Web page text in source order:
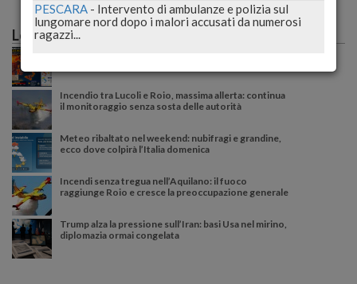
Le più lette
Incendio tra Lucoli e Roio, massima allerta: continua
il monitoraggio senza sosta delle autorità
Meteo ribaltato nel weekend: nubifragi e grandine,
ecco dove colpirà l’Italia domenica
Incendi senza tregua nell’Aquilano: il fuoco
raggiunge Roio e cresce la preoccupazione generale
Trump alza la pressione sull’Iran: basi Usa nel mirino,
diplomazia ormai congelata
PESCARA - Intervento di ambulanze e polizia sul
lungomare nord dopo i malori accusati da numerosi
ragazzi...